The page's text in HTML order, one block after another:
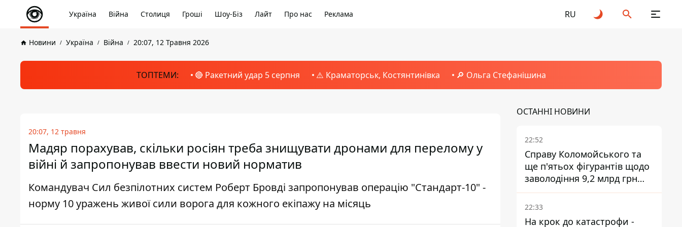
Україна Війна Столиця Гроші Шоу-Біз Лайт Про нас Реклама RU
Новини Україна Війна 20:07, 12 Травня 2026
ТОПТЕМИ: 🔴 Ракетний удар 5 серпня ⚠️ Краматорськ, Костянтинівка 🔎 Ольга Стефанішина
20:07, 12 травня
Мадяр порахував, скільки росіян треба знищувати дронами для перелому у
війні й запропонував ввести новий норматив
Командувач Сил безпілотних систем Роберт Бровді запропонував операцію "Стандарт-10" -
норму 10 уражень живої сили ворога для кожного екіпажу на місяць
ОСТАННІ НОВИНИ
22:52
Справу Коломойського та
ще п'ятьох фігурантів щодо
заволодіння 9,2 млрд грн
ПриватБанку скерували до
суду
22:33
На крок до катастрофи -